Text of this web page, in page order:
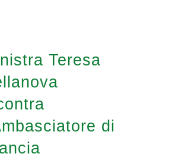
Teresa
di